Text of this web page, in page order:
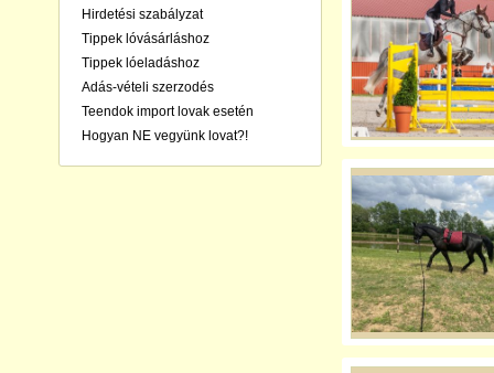
Hirdetési szabályzat
Tippek lóvásárláshoz
Tippek lóeladáshoz
Adás-vételi szerzodés
Teendok import lovak esetén
Hogyan NE vegyünk lovat?!